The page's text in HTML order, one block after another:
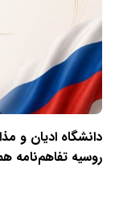
دانشگاه ادیان و
روسیه تفاهم‌نامه